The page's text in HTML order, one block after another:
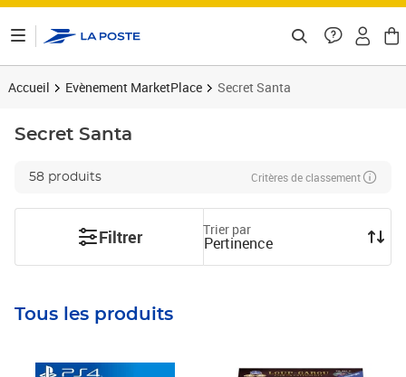
Accueil Evènement MarketPlace Secret Santa
Secret Santa
58 produits Critères de classement
Filtrer Trier par
Pertinence
Tous les produits
Prix 15,93€ Prix 17,38€